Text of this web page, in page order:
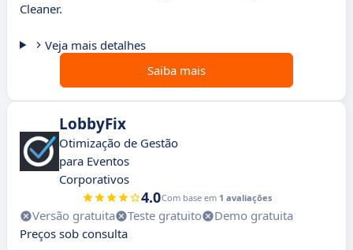
Cleaner.
Veja mais detalhes
Saiba mais
LobbyFix
Otimização de Gestão
para Eventos
Corporativos
4.0Com base em 1 avaliações
Versão gratuita Teste gratuito
Demo gratuita
Preços sob consulta